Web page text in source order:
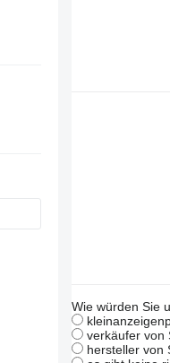
Wie würden Sie
verkäufer von
hersteller von